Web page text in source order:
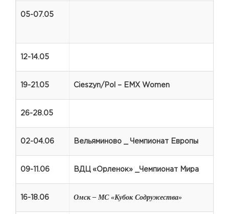
05-07.05
12-14.05
19-21.05 Cieszyn/Pol – EMX Women
26-28.05
02-04.06 Вельяминово _ Чемпионат Европы
09-11.06 ВДЦ «Орленок» _Чемпионат Мира
16-18.06 Омск – МС «Кубок Содружества»